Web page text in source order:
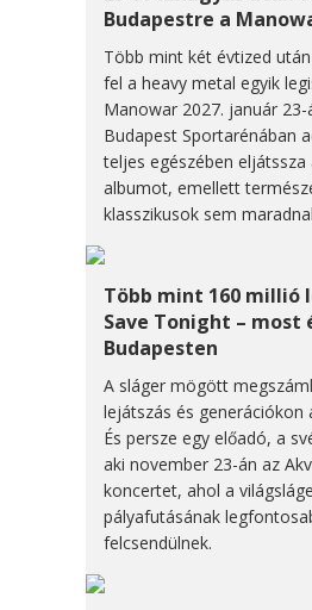
Budapestre a
Több mint két évtized
fel a heavy metal egyik
Manowar 2027. január
Budapest Sportarénában
teljes egészében
albumot, emellett
klasszikusok sem
Több mint 160 millió
Save Tonight –
Budapesten
A sláger mögött
lejátszás és generációkon
És persze egy előadó, a
aki november 23-án az
koncertet, ahol a
pályafutásának
felcsendülnek.